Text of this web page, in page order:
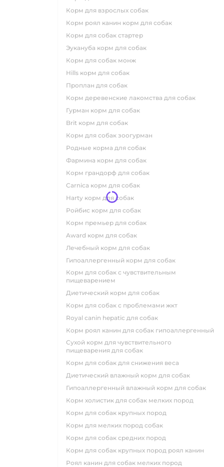
корм для взрослых собак
корм роял канин корм для собак
корм для собак стартер
эукануба корм для собак
корм для собак монж
hills корм для собак
проплан для собак
корм деревенские лакомства для собак
гурман корм для собак
brit корм для собак
корм для собак зоогурман
родные корма для собак
фармина корм для собак
корм грандорф для собак
carnica корм для собак
harty корм для собак
ройбис корм для собак
корм премьер для собак
award корм для собак
лечебный корм для собак
гипоаллергенный корм для собак
корм для собак с чувствительным
пищеварением
диетический корм для собак
корм для собак с проблемами жкт
royal canin hepatic для собак
корм роял канин для собак гипоаллергенный
сухой корм для чувствительного
пищеварения для собак
корм для собак для снижения веса
диетический влажный корм для собак
гипоаллергенный влажный корм для собак
корм холистик для собак мелких пород
корм для собак крупных пород
корм для мелких пород собак
корм для собак средних пород
корм для собак крупных пород роял канин
роял канин для собак мелких пород